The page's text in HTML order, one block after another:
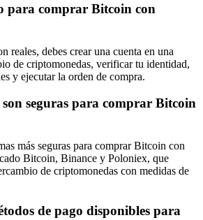
para comprar Bitcoin con
reales, debes crear una cuenta en una
de criptomonedas, verificar tu identidad,
y ejecutar la orden de compra.
seguras para comprar Bitcoin
más seguras para comprar Bitcoin con
Bitcoin, Binance y Poloniex, que
de criptomonedas con medidas de
de pago disponibles para